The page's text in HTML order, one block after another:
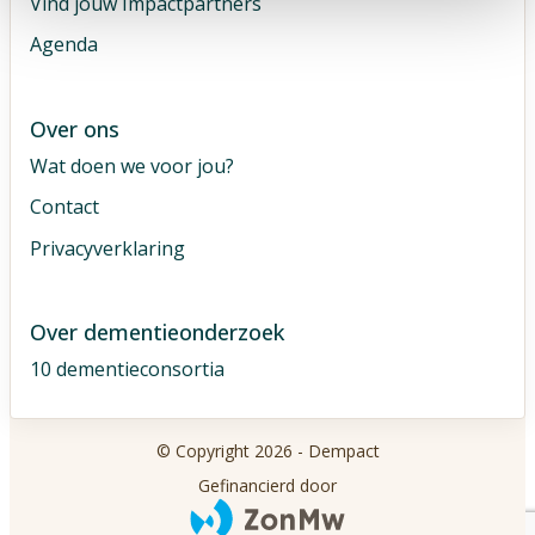
Agenda
Over ons
Wat doen we voor jou?
Contact
Privacyverklaring
Over dementieonderzoek
10 dementieconsortia
© Copyright 2026 - Dempact
Gefinancierd door